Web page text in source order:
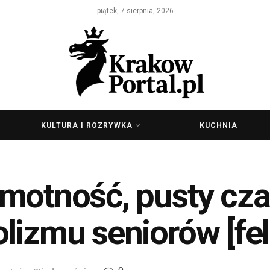
piątek, 7 sierpnia, 2026
KULTURA I ROZRYWKA KUCHNIA
pusty
seniorów